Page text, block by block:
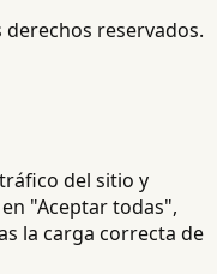
derechos reservados.
del sitio y
"Aceptar todas",
la carga correcta de